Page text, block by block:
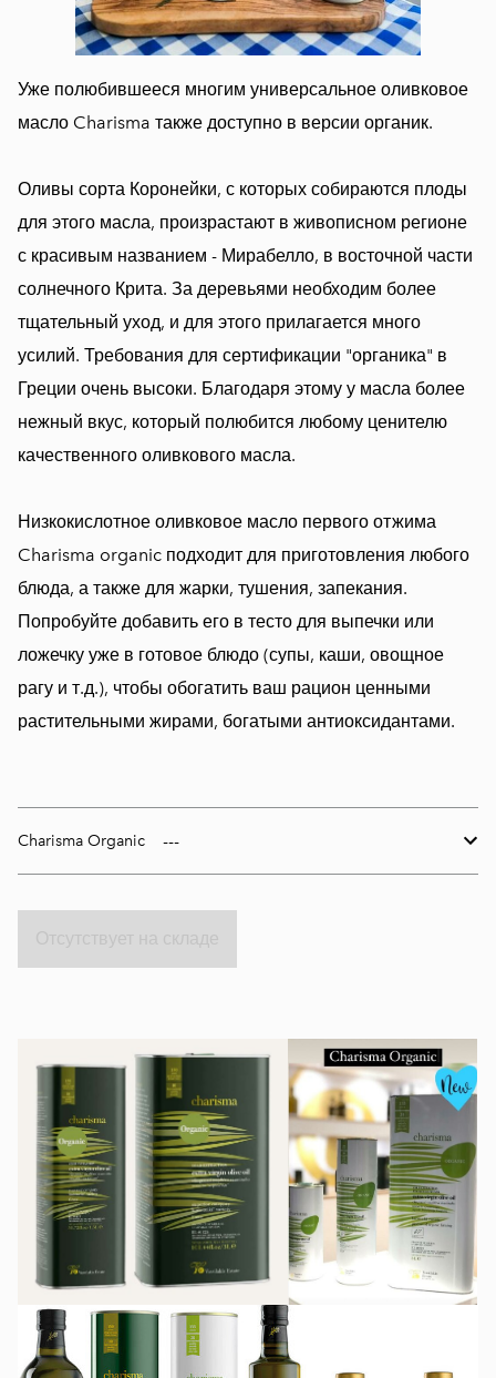
Уже полюбившееся многим универсальное оливковое
масло Charisma также доступно в версии органик.
Оливы сорта Коронейки, с которых собираются плоды
для этого масла, произрастают в живописном регионе
с красивым названием - Мирабелло, в восточной части
солнечного Крита. За деревьями необходим более
тщательный уход, и для этого прилагается много
усилий. Требования для сертификации "органика" в
Греции очень высоки. Благодаря этому у масла более
нежный вкус, который полюбится любому ценителю
качественного оливкового масла.
Низкокислотное оливковое масло первого отжима
Charisma organic подходит для приготовления любого
блюда, а также для жарки, тушения, запекания.
Попробуйте добавить его в тесто для выпечки или
ложечку уже в готовое блюдо (супы, каши, овощное
рагу и т.д.), чтобы обогатить ваш рацион ценными
растительными жирами, богатыми антиоксидантами.
Charisma Organic